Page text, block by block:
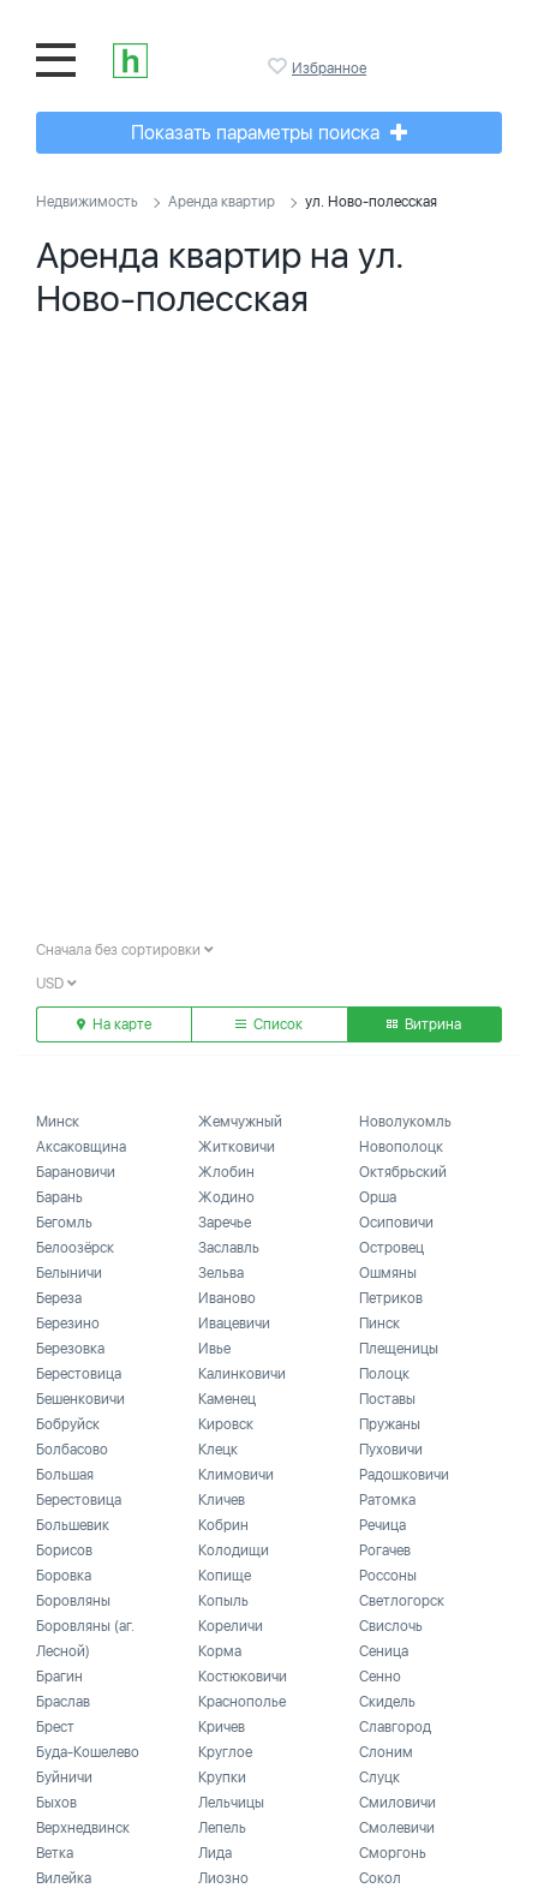
Избранное
Показать параметры поиска
Недвижимость Аренда квартир ул. Ново-полесская
Аренда квартир на ул.
Ново-полесская
Сначала без сортировки
USD
На карте Список Витрина
Минск
Аксаковщина
Барановичи
Барань
Бегомль
Белоозёрск
Белыничи
Береза
Березино
Березовка
Берестовица
Бешенковичи
Бобруйск
Болбасово
Большая
Берестовица
Большевик
Борисов
Боровка
Боровляны
Боровляны (аг.
Лесной)
Брагин
Браслав
Брест
Буда-Кошелево
Буйничи
Быхов
Верхнедвинск
Ветка
Вилейка
Жемчужный
Житковичи
Жлобин
Жодино
Заречье
Заславль
Зельва
Иваново
Ивацевичи
Ивье
Калинковичи
Каменец
Кировск
Клецк
Климовичи
Кличев
Кобрин
Колодищи
Копище
Копыль
Кореличи
Корма
Костюковичи
Краснополье
Кричев
Круглое
Крупки
Лельчицы
Лепель
Лида
Лиозно
Новолукомль
Новополоцк
Октябрьский
Орша
Осиповичи
Островец
Ошмяны
Петриков
Пинск
Плещеницы
Полоцк
Поставы
Пружаны
Пуховичи
Радошковичи
Ратомка
Речица
Рогачев
Россоны
Светлогорск
Свислочь
Сеница
Сенно
Скидель
Славгород
Слоним
Слуцк
Смиловичи
Смолевичи
Сморгонь
Сокол